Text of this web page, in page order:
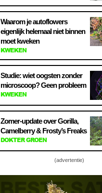
Waarom je autoflowers
eigenlijk helemaal niet binnen
moet kweken
KWEKEN
Studie: wiet oogsten zonder
microscoop? Geen probleem
KWEKEN
Zomer-update over Gorilla,
Camelberry & Frosty’s Freaks
DOKTER GROEN
(advertentie)